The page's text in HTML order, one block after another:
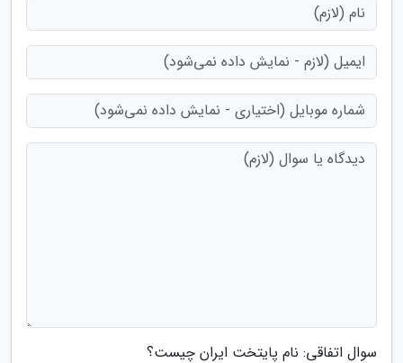
سوال اتفاقی: نام پایتخت ایران چیست؟